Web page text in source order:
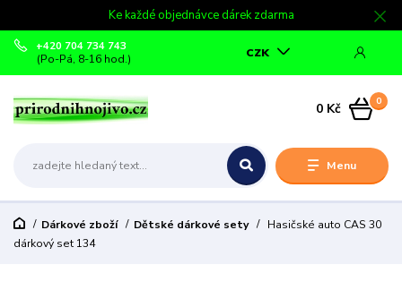
Ke každé objednávce dárek zdarma
Menu
CZK
+420 704 734 743
(Po-Pá, 8-16 hod.)
0
0 Kč
Dárkové zboží Dětské dárkové sety
Hasičské auto CAS 30
dárkový set 134